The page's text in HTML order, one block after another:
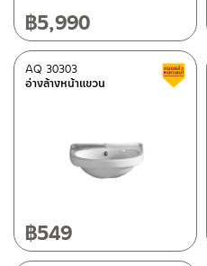
฿5,990
อ่างล้างหน้าแขวน
AQ 30303
฿549